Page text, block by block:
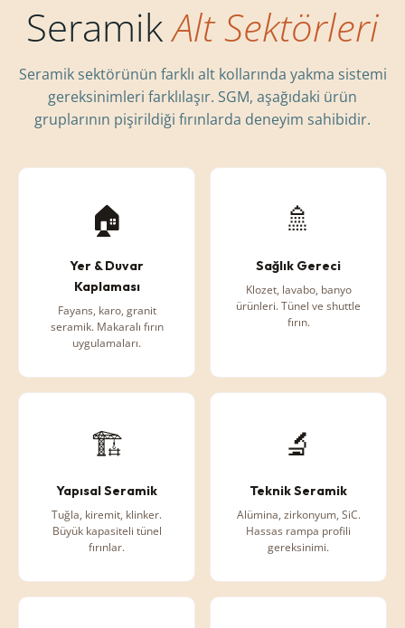
SeramikAlt Sektörleri
Seramik sektörünün farklı alt kollarında yakma sistemi
gereksinimleri farklılaşır. SGM, aşağıdaki ürün
gruplarının pişirildiği fırınlarda deneyim sahibidir.
🏠
Yer & Duvar
Kaplaması
Fayans, karo, granit
seramik. Makaralı fırın
uygulamaları.
🚿
Sağlık Gereci
Klozet, lavabo, banyo
ürünleri. Tünel ve shuttle
fırın.
🏗️
Yapısal Seramik
Tuğla, kiremit, klinker.
Büyük kapasiteli tünel
fırınlar.
🔬
Teknik Seramik
Alümina, zirkonyum, SiC.
Hassas rampa profili
gereksinimi.